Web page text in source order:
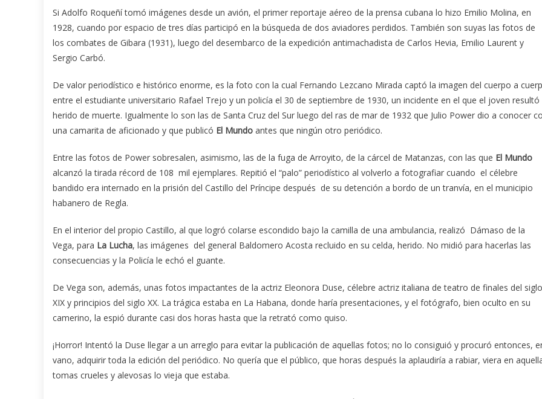
Si Adolfo Roqueñí tomó imágenes desde un avión, el primer reportaje aéreo de la prensa cubana lo hizo Emilio Molina, en
1928, cuando por espacio de tres días participó en la búsqueda de dos aviadores perdidos. También son suyas las fotos de
los combates de Gibara (1931), luego del desembarco de la expedición antimachadista de Carlos Hevia, Emilio Laurent y
Sergio Carbó.
De valor periodístico e histórico enorme, es la foto con la cual Fernando Lezcano Mirada captó la imagen del cuerpo a
entre el estudiante universitario Rafael Trejo y un policía el 30 de septiembre de 1930, un incidente en el que el joven resultó
herido de muerte. Igualmente lo son las de Santa Cruz del Sur luego del ras de mar de 1932 que Julio Power dio a conocer
una camarita de aficionado y que publicó El Mundo antes que ningún otro periódico.
Entre las fotos de Power sobresalen, asimismo, las de la fuga de Arroyito, de la cárcel de Matanzas, con las que El Mundo
alcanzó la tirada récord de 108 mil ejemplares. Repitió el “palo” periodístico al volverlo a fotografiar cuando el célebre
bandido era internado en la prisión del Castillo del Príncipe después de su detención a bordo de un tranvía, en el municipio
habanero de Regla.
En el interior del propio Castillo, al que logró colarse escondido bajo la camilla de una ambulancia, realizó Dámaso de la
Vega, para La Lucha, las imágenes del general Baldomero Acosta recluido en su celda, herido. No midió para hacerlas las
consecuencias y la Policía le echó el guante.
De Vega son, además, unas fotos impactantes de la actriz Eleonora Duse, célebre actriz italiana de teatro de finales del siglo
XIX y principios del siglo XX. La trágica estaba en La Habana, donde haría presentaciones, y el fotógrafo, bien oculto en su
camerino, la espió durante casi dos horas hasta que la retrató como quiso.
¡Horror! Intentó la Duse llegar a un arreglo para evitar la publicación de aquellas fotos; no lo consiguió y procuró entonces,
vano, adquirir toda la edición del periódico. No quería que el público, que horas después la aplaudiría a rabiar, viera en
tomas crueles y alevosas lo vieja que estaba.